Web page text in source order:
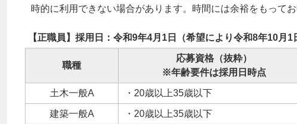
時的に利用できない場合があります。時間には余裕をもってお
【正職員】採用日：令和9年4月1日（希望により令和8年10月1
職種
応募資格（抜粋）
※年齢要件は採用日時点
土木一般A ・20歳以上35歳以下
建築一般A ・20歳以上35歳以下